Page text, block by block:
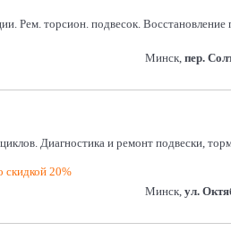
Рем. торсион. подвесок.
Минск, пер.
Диагностика и ремонт подвески,
скидкой 20%
Минск, ул.